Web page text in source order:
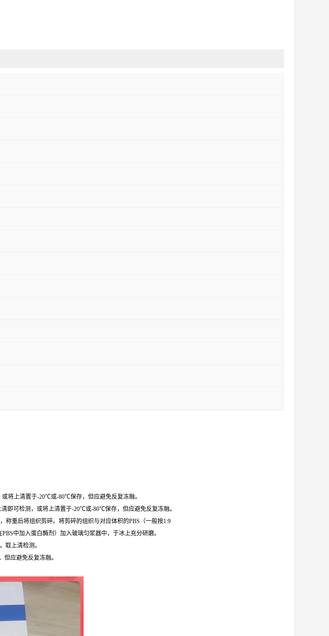
将上清置于-20℃或-80℃保存，但应避免反复冻融。
即可检测，或将上清置于-20℃或-80℃保存，但应避免反复冻融。
称重后将组织剪碎。将剪碎的组织与对应体积的PBS（一般按1:9
中加入蛋白酶剂）加入玻璃匀浆器中，于冰上充分研磨。
取上清检测。
应避免反复冻融。